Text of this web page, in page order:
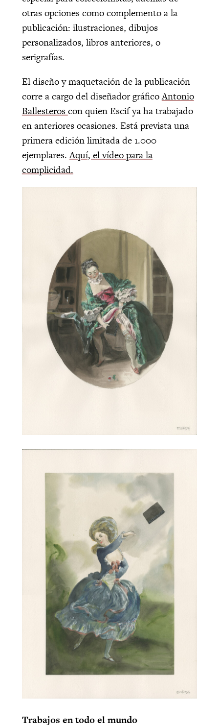
otras opciones como complemento a la
publicación: ilustraciones, dibujos
personalizados, libros anteriores, o
serigrafías.
El diseño y maquetación de la publicación
corre a cargo del diseñador gráficoAntonio
Ballesteroscon quien Escif ya ha trabajado
en anteriores ocasiones. Está prevista una
primera edición limitada de 1.000
ejemplares.Aquí, el vídeo para la
complicidad.
Trabajos en todo el mundo